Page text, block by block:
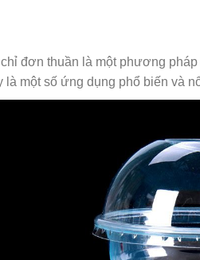
đơn thuần là một phương
một số ứng dụng phổ biến và